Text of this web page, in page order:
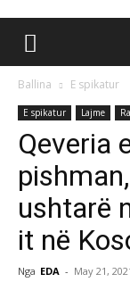
Ballina E spikatur
E spikatur Lajme
Qeveria
ushtarë
it në
Nga EDA - May 21,